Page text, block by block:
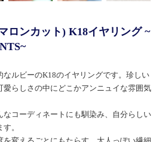
ロンカット) K18イヤリング ~
なルビーのK18のイヤリングです。珍しい
愛らしさの中にどこかアンニュイな雰囲気
なコーディネートにも馴染み、自分らしい
。